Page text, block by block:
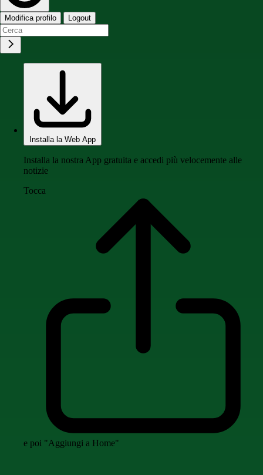
Modifica profilo Logout
Installa la Web App
Installa la nostra App gratuita e accedi più velocemente alle
notizie
Tocca
e poi "Aggiungi a Home"